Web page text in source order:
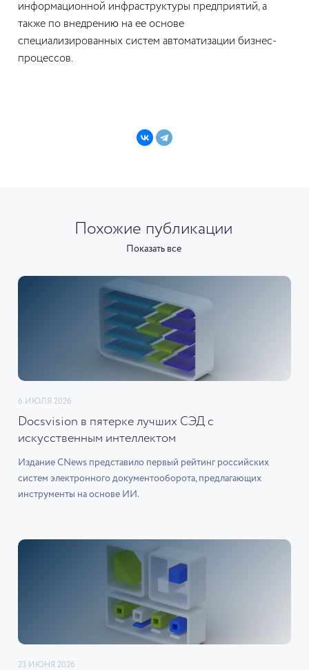
информационной инфраструктуры предприятий, а
также по внедрению на ее основе
специализированных систем автоматизации бизнес-
процессов.
Похожие публикации
Показать все
6 ИЮЛЯ 2026
Docsvision в пятерке лучших СЭД с
искусственным интеллектом
Издание CNews представило первый рейтинг российских
систем электронного документооборота, предлагающих
инструменты на основе ИИ.
23 ИЮНЯ 2026